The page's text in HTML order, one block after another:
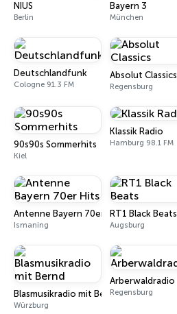
NIUS
Berlin
Bayern 3
München
Deutschlandfunk
Cologne 91.3 FM
Absolut Classics
Regensburg
90s90s Sommerhits
Kiel
Klassik Radio
Hamburg 98.1 FM
Antenne Bayern 70er Hits
Ismaning
RT1 Black Beats
Augsburg
Blasmusikradio mit Bernd
Würzburg
Arberwaldradio
Regensburg